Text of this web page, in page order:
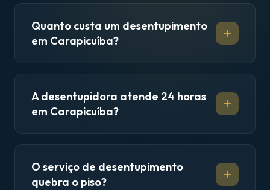
Quanto custa um desentupimento
em Carapicuíba?
A desentupidora atende 24 horas
em Carapicuíba?
O serviço de desentupimento
quebra o piso?